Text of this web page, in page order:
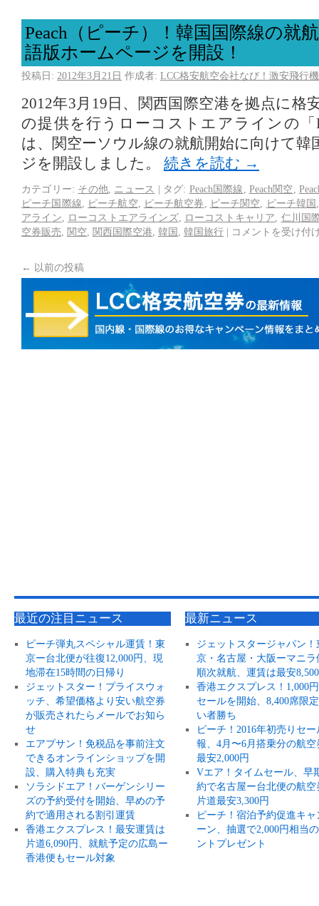
Peach（ピーチ）！韓国国際線の就
語版ホームページを開設！
投稿日: 2012年3月21日 作成者: LCC格安航空会社なび！激安飛行
2012年3月19日、関西国際空港を拠点に格
の提供を行うローコストエアラインの「
は、関空ーソウル線の就航開始に向けて韓
ジを開設しました。 続きを読む →
カテゴリー: その他 ニュース | タグ: Peach国際線 Peach関空
ピーチ国際線
ピーチ航空 ピーチ航空券 ピーチ関空 ピーチ韓国
アライン
ローコストエアラインズ, ローコストキャリア
仁川国
空券販売
関空 関西国際空港 韓国 韓国旅行 | コメントを受け付
← 以前の投稿
最近の注目ニュース
ピーチ弾丸スペシャル運賃！東
京ー台北便が往復12,000円、現
地滞在15時間の日帰り
ジェットスター！プライスウォ
ッチ、希望価格より安い航空券
が販売されたらメールでお知ら
せ
エアプサン！免税品を事前注文
できるオンラインショップを開
設、購入特典も充実
ソラシドエア！バーゲンシリー
ズの予約受付を開始、早めの予
約で適用される割引運賃
香港エクスプレス！最安運賃は
片道6,090円、就航予定の広島ー
香港便もセール対象
最新ニュース
ジェットスタージャパン！
京・名古屋・大阪ーマニラ
順次就航、運賃は最安
香港エクスプレス！1,000
セールを開始、8,400席限
い者勝ち
ピーチ！2016年初売りセー
報、4月〜6月搭乗分の航空
最安2,000円
Vエア！タイムセール、早
約で名古屋ー台北便の航空
片道最安3,300円
ピーチ！宿泊予約促進キャ
ーン、抽選で2,000円相当
ントプレゼント